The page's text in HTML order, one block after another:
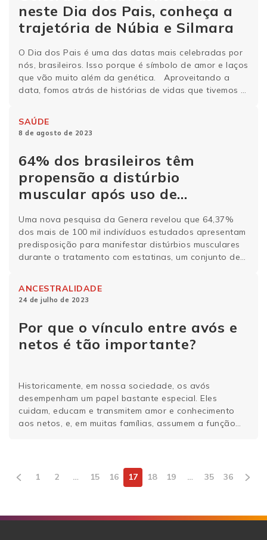
neste Dia dos Pais, conheça a
trajetória de Núbia e Silmara
O Dia dos Pais é uma das datas mais celebradas por
nós, brasileiros. Isso porque é símbolo de amor e laços
que vão muito além da genética. Aproveitando a
data, fomos atrás de histórias de vidas que tivemos a
Santos e a Silmara Torres Retti Marques, …
lendo
SAÚDE
8 de agosto de 2023
64% dos brasileiros têm
propensão a distúrbio
muscular após uso de
Uma nova pesquisa da Genera revelou que 64,37%
dos mais de 100 mil indivíduos estudados apresentam
predisposição para manifestar distúrbios musculares
durante o tratamento com estatinas, um conjunto de
consideração o perfil genético de 113 mil pessoas,
avaliou também, com …
ANCESTRALIDADE
24 de julho de 2023
Por que o vínculo entre avós e
netos é tão importante?
Historicamente, em nossa sociedade, os avós
desempenham um papel bastante especial. Eles
cuidam, educam e transmitem amor e conhecimento
aos netos, e, em muitas famílias, assumem a função
Continue lendo
1 2 … 15 16 17 18 19 … 35 36